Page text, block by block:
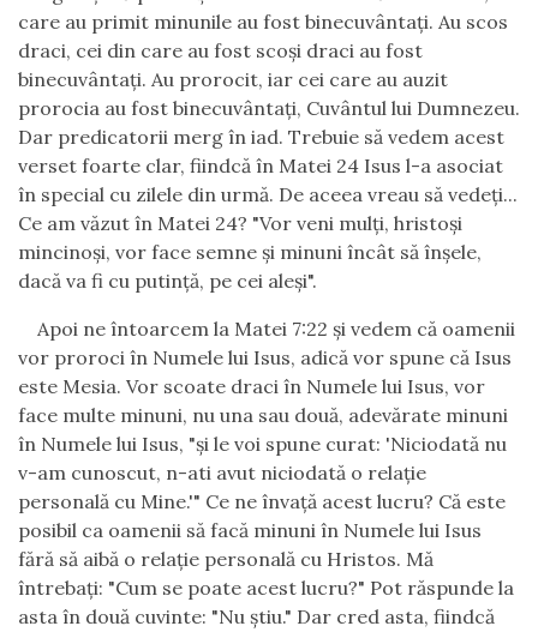
care au primit minunile au fost binecuvântaţi. Au scos
draci, cei din care au fost scoşi draci au fost
binecuvântaţi. Au prorocit, iar cei care au auzit
prorocia au fost binecuvântaţi, Cuvântul lui Dumnezeu.
Dar predicatorii merg în iad. Trebuie să vedem acest
verset foarte clar, fiindcă în Matei 24 Isus l-a asociat
în special cu zilele din urmă. De aceea vreau să vedeţi...
Ce am văzut în Matei 24? "Vor veni mulţi, hristoşi
mincinoşi, vor face semne şi minuni încât să înşele,
dacă va fi cu putinţă, pe cei aleşi".
Apoi ne întoarcem la Matei 7:22 şi vedem că oamenii
vor proroci în Numele lui Isus, adică vor spune că Isus
este Mesia. Vor scoate draci în Numele lui Isus, vor
face multe minuni, nu una sau două, adevărate minuni
în Numele lui Isus, "şi le voi spune curat: 'Niciodată nu
v-am cunoscut, n-ati avut niciodată o relaţie
personală cu Mine.'" Ce ne învaţă acest lucru? Că este
posibil ca oamenii să facă minuni în Numele lui Isus
fără să aibă o relaţie personală cu Hristos. Mă
întrebaţi: "Cum se poate acest lucru?" Pot răspunde la
asta în două cuvinte: "Nu ştiu." Dar cred asta, fiindcă